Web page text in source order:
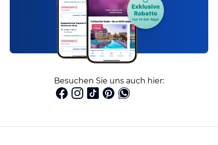
Besuchen Sie uns auch hier: